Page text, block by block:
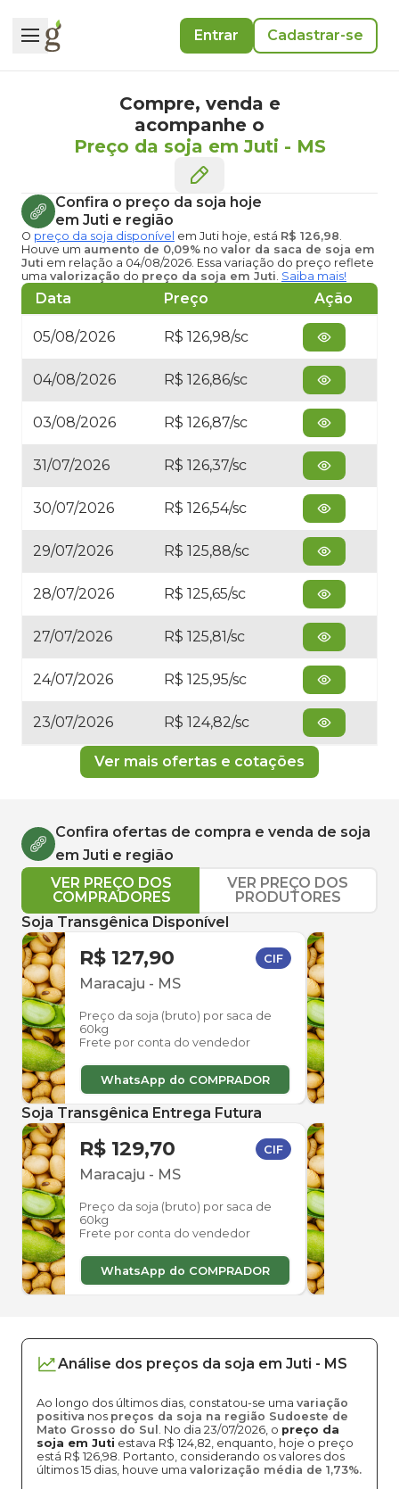
Entrar Cadastrar-se
Compre, venda e
acompanhe o
Preço da soja em Juti - MS
Confira o preço da soja hoje
em Juti e região
O preço da soja disponível em Juti hoje, está R$ 126,98.
Houve um aumento de 0,09% no valor da saca de soja em
Juti em relação a 04/08/2026. Essa variação do preço reflete
uma valorização do preço da soja em Juti. Saiba mais!
Data Preço Ação
05/08/2026 R$ 126,98/sc
04/08/2026 R$ 126,86/sc
03/08/2026 R$ 126,87/sc
31/07/2026 R$ 126,37/sc
30/07/2026 R$ 126,54/sc
29/07/2026 R$ 125,88/sc
28/07/2026 R$ 125,65/sc
27/07/2026 R$ 125,81/sc
24/07/2026 R$ 125,95/sc
23/07/2026 R$ 124,82/sc
Ver mais ofertas e cotações
Confira ofertas de compra e venda de soja
em Juti e região
VER PREÇO DOS
COMPRADORES
VER PREÇO DOS
PRODUTORES
Soja Transgênica Disponível
R$ 127,90 CIF
Maracaju - MS
Preço da soja (bruto) por saca de
60kg
Frete por conta do vendedor
WhatsApp do COMPRADOR
Soja Transgênica Entrega Futura
R$ 129,70 CIF
Maracaju - MS
Preço da soja (bruto) por saca de
60kg
Frete por conta do vendedor
WhatsApp do COMPRADOR
Análise dos preços da soja em Juti - MS
Ao longo dos últimos dias, constatou-se uma variação
positiva nos preços da soja na região Sudoeste de
Mato Grosso do Sul . No dia 23/07/2026, o preço da
soja em Juti estava R$ 124,82, enquanto, hoje o preço
está R$ 126,98. Portanto, considerando os valores dos
últimos 15 dias, houve uma valorização média de 1,73%.